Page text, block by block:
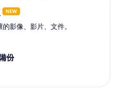
影像、影片、文件。
份